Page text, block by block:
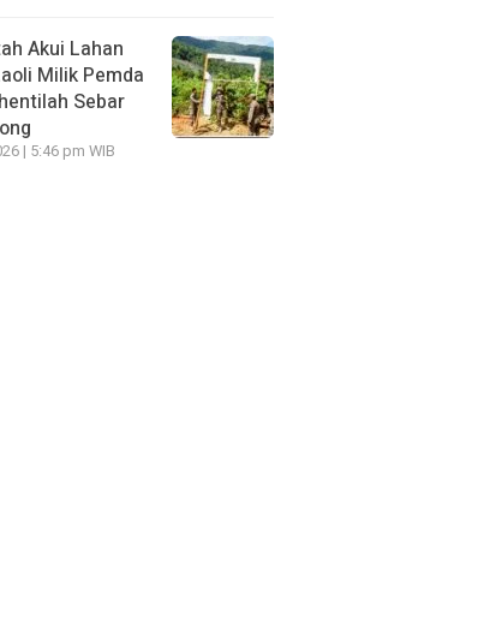
Akui Lahan
Milik Pemda
Sebar
| 5:46 pm WIB